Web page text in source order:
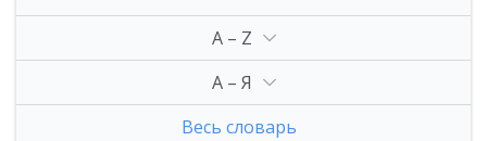
A – Z
А – Я
Весь словарь